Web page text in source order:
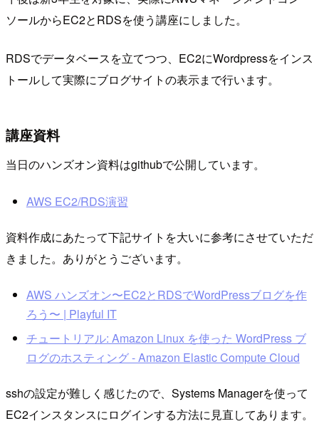
ソールからEC2とRDSを使う講座にしました。
RDSでデータベースを立てつつ、EC2にWordpressをインス
トールして実際にブログサイトの表示まで行います。
講座資料
当日のハンズオン資料はgithubで公開しています。
AWS EC2/RDS演習
資料作成にあたって下記サイトを大いに参考にさせていただ
きました。ありがとうございます。
AWS ハンズオン〜EC2とRDSでWordPressブログを作
ろう〜 | Playful IT
チュートリアル: Amazon Linux を使った WordPress ブ
ログのホスティング - Amazon Elastic Compute Cloud
sshの設定が難しく感じたので、Systems Managerを使って
EC2インスタンスにログインする方法に見直してあります。